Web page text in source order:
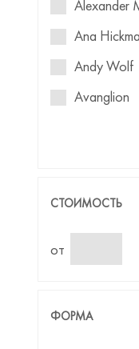
Alexander
Ana
Andy Wolf
Avanglion
Baldinini
СТОИМОСТЬ
от
ФОРМА